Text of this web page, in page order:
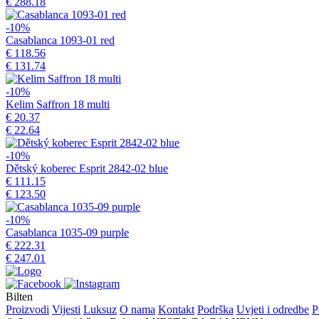
-10%
Casablanca 1093-01 red
€ 118.56
€ 131.74
-10%
Kelim Saffron 18 multi
€ 20.37
€ 22.64
-10%
Dětský koberec Esprit 2842-02 blue
€ 111.15
€ 123.50
-10%
Casablanca 1035-09 purple
€ 222.31
€ 247.01
Bilten
Proizvodi Vijesti Luksuz O nama Kontakt Podrška Uvjeti i odredbe